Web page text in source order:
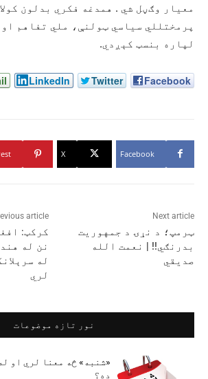
معيار وګڼل شي . همدغه فکري بدلون
پرمختللي سیاسي ټولنې، ملي تفاهم
لپاره بنسټ کېږدي.
Facebook
Twitter
LinkedIn
Facebook
X
article
کرکټ:
نن له
له
لري
Next article
ټرمپ؛ د نړۍ د جمهوريت
بدرنګي!! | نعمت الله
صدیقي
نور تازه موضوعات
«شنبه» څه معنا لري او
ده؟